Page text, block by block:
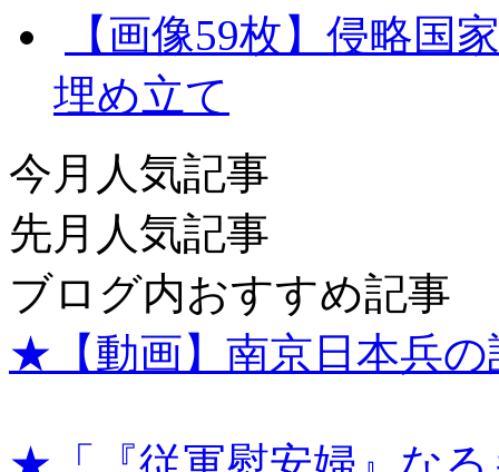
【画像59枚】侵略国
埋め立て
今月人気記事
先月人気記事
ブログ内おすすめ記事
★【動画】南京日本兵の